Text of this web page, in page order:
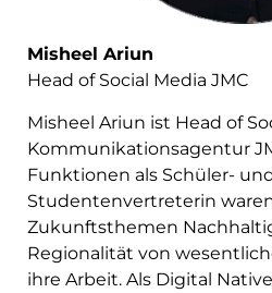
Misheel Ariun
Head of Social Media JMC
Misheel Ariun ist Head of
Kommunikationsagentur
Funktionen als Schüler-
Studentenvertreterin
Zukunftsthemen
Regionalität von
ihre Arbeit. Als Digital